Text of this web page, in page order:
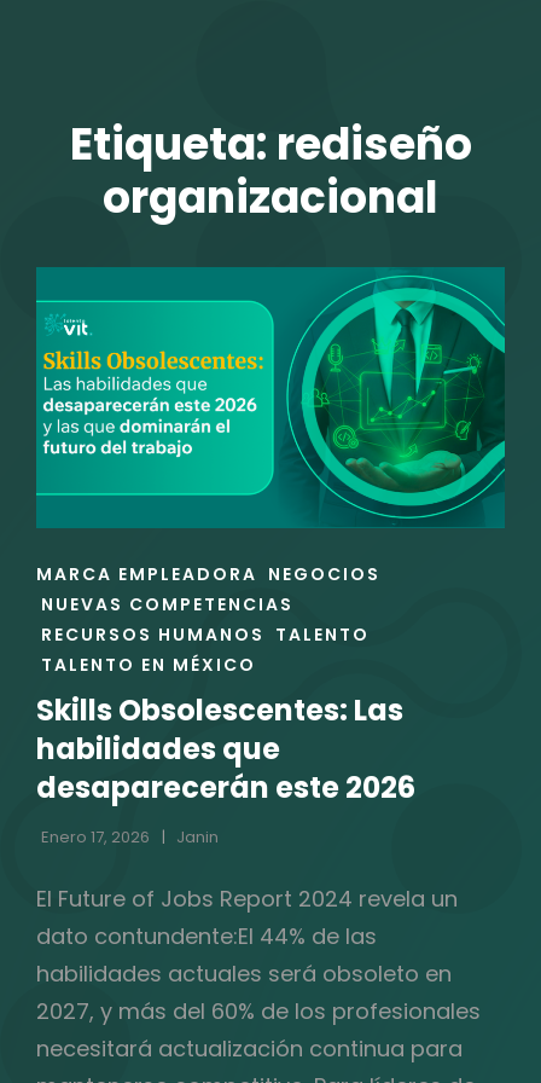
Etiqueta: rediseño
organizacional
ENLACES
DE
LAS
CATEGORÍAS
MARCA EMPLEADORA NEGOCIOS
NUEVAS COMPETENCIAS
RECURSOS HUMANOS
TALENTO
TALENTO EN MÉXICO
Skills Obsolescentes: Las
habilidades que
desaparecerán este 2026
Enero 17, 2026 Janin
El Future of Jobs Report 2024 revela un
dato contundente:El 44% de las
habilidades actuales será obsoleto en
2027, y más del 60% de los profesionales
necesitará actualización continua para